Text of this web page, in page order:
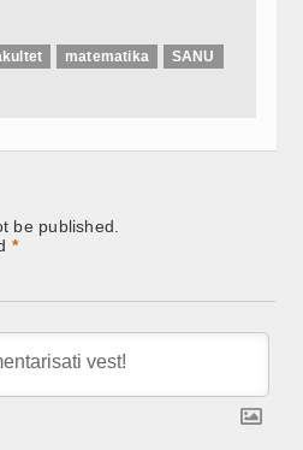
matematika
SANU
be published.
*